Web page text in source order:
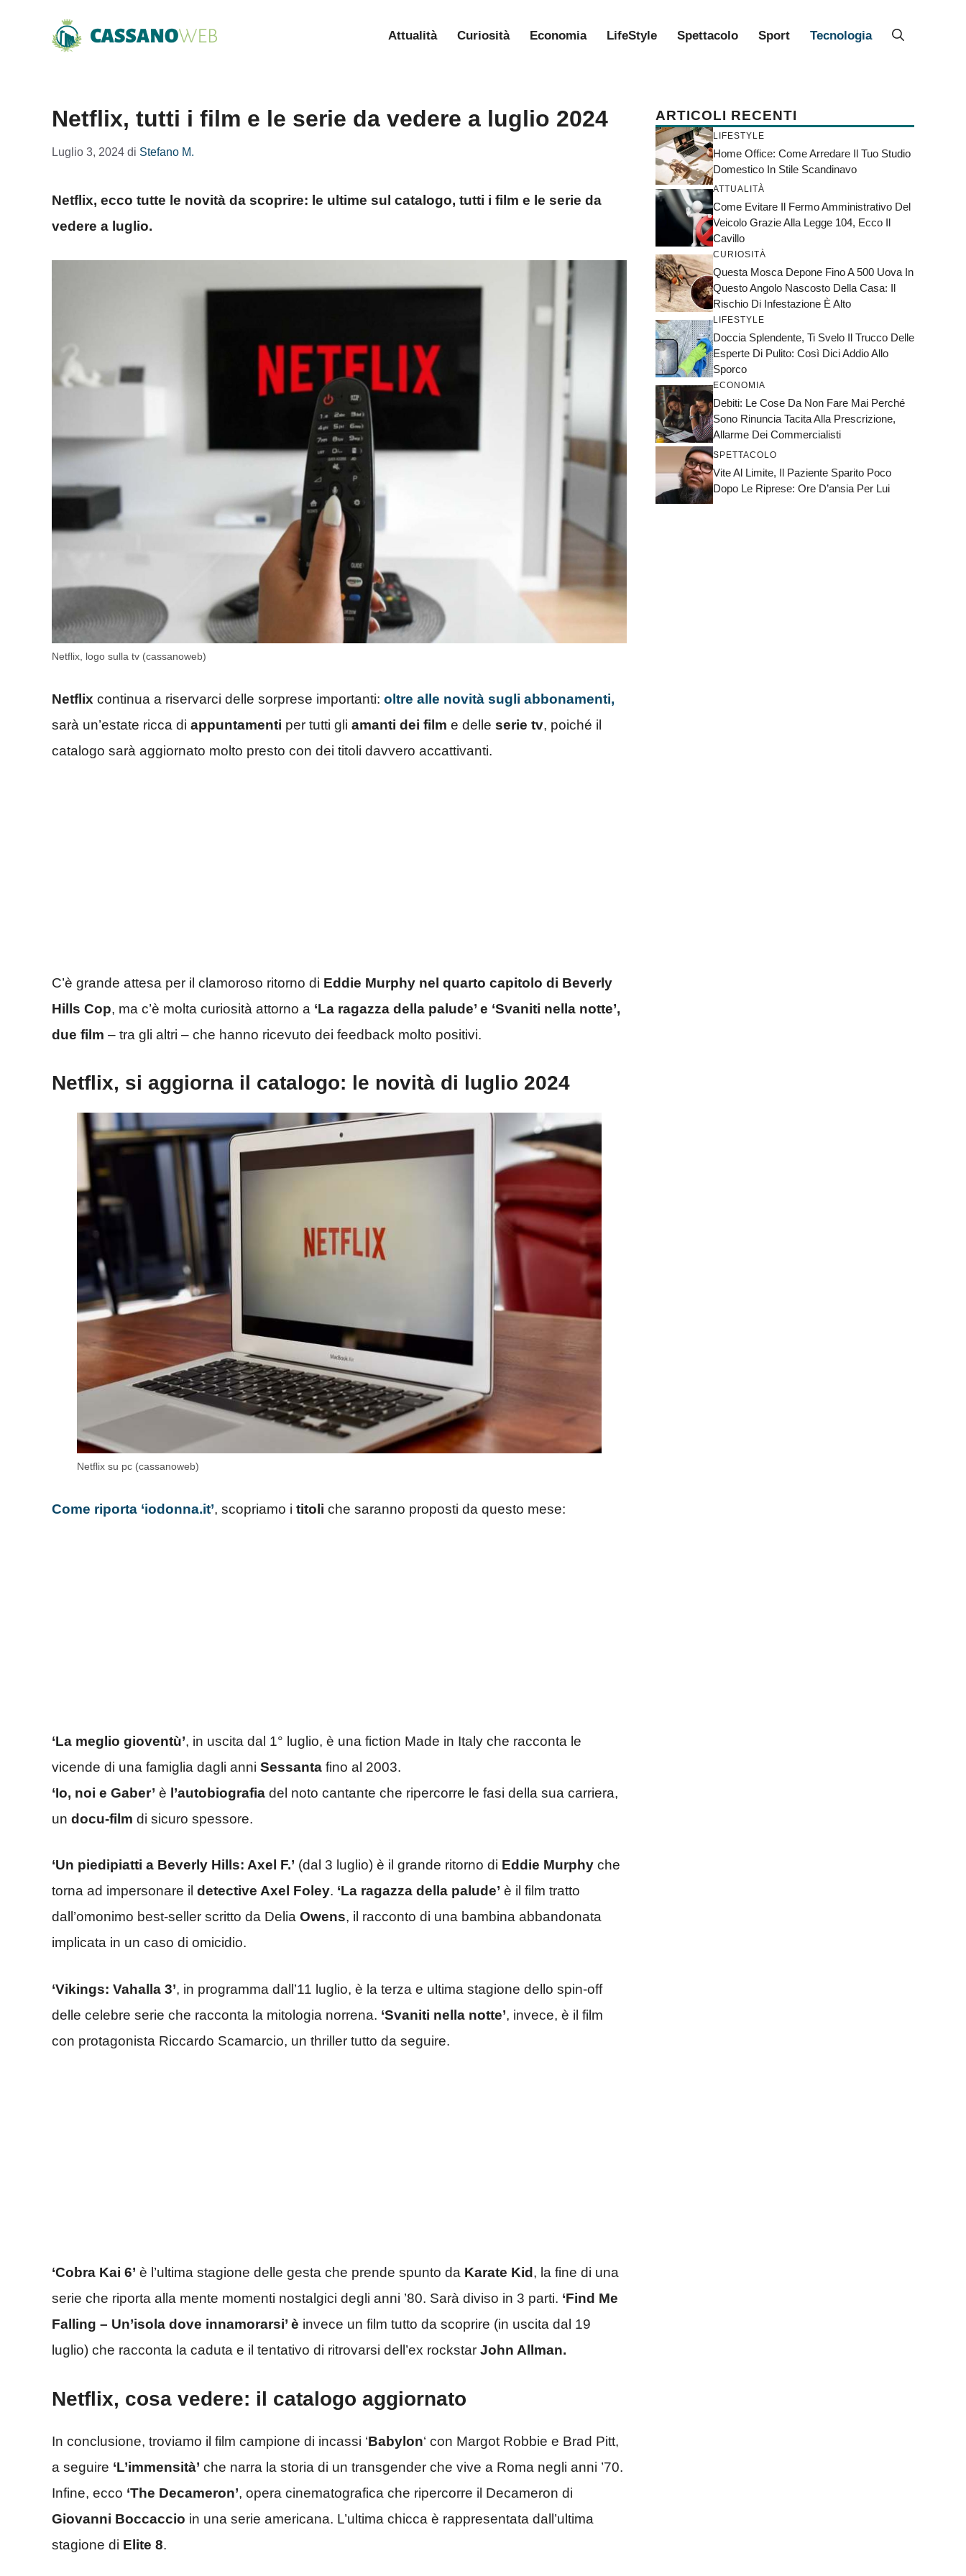
Attualità Curiosità Economia LifeStyle Spettacolo Sport Tecnologia
Netflix, tutti i film e le serie da vedere a luglio 2024
Luglio 3, 2024 di Stefano M.
Netflix, ecco tutte le novità da scoprire: le ultime sul catalogo, tutti i film e le serie da
vedere a luglio.
Netflix, logo sulla tv (cassanoweb)
Netflix continua a riservarci delle sorprese importanti: oltre alle novità sugli abbonamenti,
sarà un’estate ricca di appuntamenti per tutti gli amanti dei film e delle serie tv, poiché il
catalogo sarà aggiornato molto presto con dei titoli davvero accattivanti.
C’è grande attesa per il clamoroso ritorno di Eddie Murphy nel quarto capitolo di Beverly
Hills Cop, ma c’è molta curiosità attorno a ‘La ragazza della palude’ e ‘Svaniti nella notte’,
due film – tra gli altri – che hanno ricevuto dei feedback molto positivi.
Netflix, si aggiorna il catalogo: le novità di luglio 2024
Netflix su pc (cassanoweb)
Come riporta ‘iodonna.it’, scopriamo i titoli che saranno proposti da questo mese:
‘La meglio gioventù’, in uscita dal 1° luglio, è una fiction Made in Italy che racconta le
vicende di una famiglia dagli anni Sessanta fino al 2003.
‘Io, noi e Gaber’ è l’autobiografia del noto cantante che ripercorre le fasi della sua carriera,
un docu-film di sicuro spessore.
‘Un piedipiatti a Beverly Hills: Axel F.’ (dal 3 luglio) è il grande ritorno di Eddie Murphy che
torna ad impersonare il detective Axel Foley. ‘La ragazza della palude’ è il film tratto
dall’omonimo best-seller scritto da Delia Owens, il racconto di una bambina abbandonata
implicata in un caso di omicidio.
‘Vikings: Vahalla 3’, in programma dall’11 luglio, è la terza e ultima stagione dello spin-off
delle celebre serie che racconta la mitologia norrena. ‘Svaniti nella notte’, invece, è il film
con protagonista Riccardo Scamarcio, un thriller tutto da seguire.
‘Cobra Kai 6’ è l’ultima stagione delle gesta che prende spunto da Karate Kid , la fine di una
serie che riporta alla mente momenti nostalgici degli anni ’80. Sarà diviso in 3 parti. ‘Find Me
Falling – Un’isola dove innamorarsi’ è invece un film tutto da scoprire (in uscita dal 19
luglio) che racconta la caduta e il tentativo di ritrovarsi dell’ex rockstar John Allman.
Netflix, cosa vedere: il catalogo aggiornato
In conclusione, troviamo il film campione di incassi ‘Babylon‘ con Margot Robbie e Brad Pitt,
a seguire ‘L’immensità’ che narra la storia di un transgender che vive a Roma negli anni ’70.
Infine, ecco ‘The Decameron’, opera cinematografica che ripercorre il Decameron di
Giovanni Boccaccio in una serie americana. L’ultima chicca è rappresentata dall’ultima
stagione di Elite 8.
ARTICOLI RECENTI
LIFESTYLE
Home Office: Come Arredare Il Tuo Studio
Domestico In Stile Scandinavo
ATTUALITÀ
Come Evitare Il Fermo Amministrativo Del
Veicolo Grazie Alla Legge 104, Ecco Il
Cavillo
CURIOSITÀ
Questa Mosca Depone Fino A 500 Uova In
Questo Angolo Nascosto Della Casa: Il
Rischio Di Infestazione È Alto
LIFESTYLE
Doccia Splendente, Ti Svelo Il Trucco Delle
Esperte Di Pulito: Così Dici Addio Allo
Sporco
ECONOMIA
Debiti: Le Cose Da Non Fare Mai Perché
Sono Rinuncia Tacita Alla Prescrizione,
Allarme Dei Commercialisti
SPETTACOLO
Vite Al Limite, Il Paziente Sparito Poco
Dopo Le Riprese: Ore D’ansia Per Lui